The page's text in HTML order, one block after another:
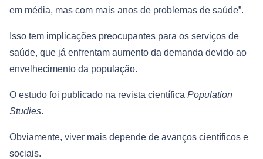
em média, mas com mais anos de problemas de saúde”.
Isso tem implicações preocupantes para os serviços de
saúde, que já enfrentam aumento da demanda devido ao
envelhecimento da população.
O estudo foi publicado na revista científica Population
Studies.
Obviamente, viver mais depende de avanços científicos e
sociais.